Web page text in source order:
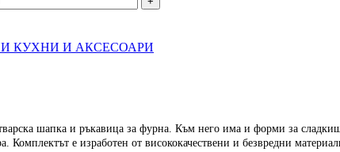
КУХНИ И АКСЕСОАРИ
шапка и ръкавица за фурна. Към него има и форми за
е изработен от висококачествени и безвредни